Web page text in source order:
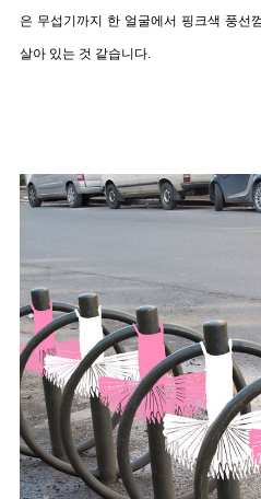
은 무섭기까지 한 얼굴에서 핑크색 풍선
살아 있는 것 같습니다.